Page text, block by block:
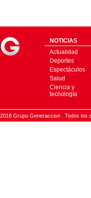
NOTICIAS
Actualidad
Deportes
Espectáculos
Salud
Ciencia y
tecnología
2018 Grupo Generaccion . Todos